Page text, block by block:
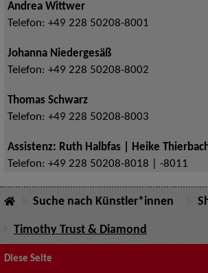
Andrea Wittwer
Telefon: +49 228 50208-8001
Johanna Niedergesäß
Telefon: +49 228 50208-8002
Thomas Schwarz
Telefon: +49 228 50208-8003
Assistenz: Ruth Halbfas | Heike
Telefon: +49 228 50208-8018 | -8011
Suche nach Künstler*innen
Timothy Trust & Diamond
Diese Seite